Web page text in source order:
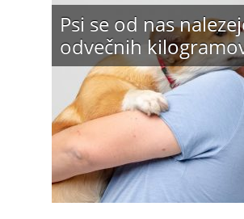
Psi se od nas
odvečnih